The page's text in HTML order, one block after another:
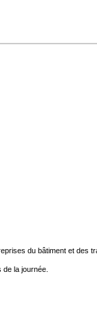
du bâtiment et des
la journée.